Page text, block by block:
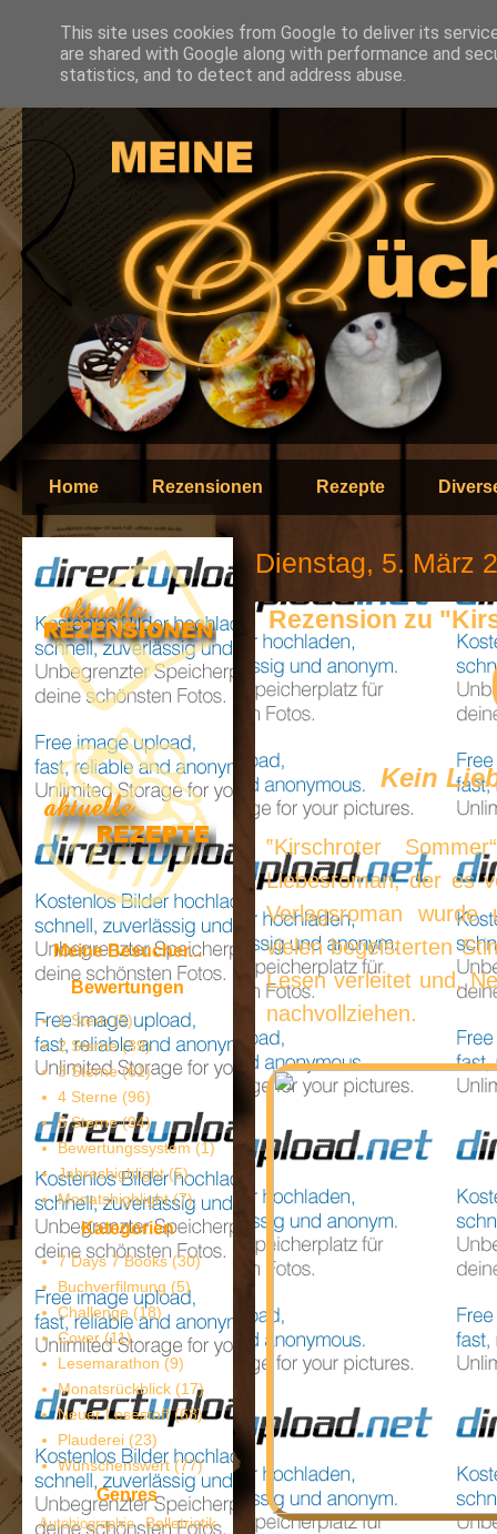
Home Rezensionen Rezepte
Dienstag, 5. März
Rezension zu
Kein
‟Kirschroter
Liebesroman, der es
Verlagsroman
vielen begeisterten
Lesen verleitet und,
nachvollziehen.
Meine Besucher...
Bewertungen
1 Stern (5)
2 Sterne (39)
3 Sterne (61)
4 Sterne (96)
5 Sterne (94)
Bewertungssystem (1)
Jahreshighlight (5)
Monatshighlight (7)
Kategorien
7 Days 7 Books (30)
Buchverfilmung (5)
Challenge (18)
Cover (11)
Lesemarathon (9)
Monatsrückblick (17)
Neuer Lesestoff (68)
Plauderei (23)
Wünschenswert (77)
Genres
Autobiographie Belletristik
This site uses cookies from Google to deliver its
are shared with Google along with performance and
statistics, and to detect and address abuse.